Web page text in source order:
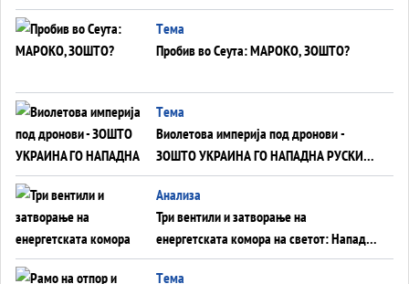
Германија до Црното Море...
Tема
Пробив во Сеута: МАРОКО, ЗОШТО?
Tема
Виолетова империја под дронови -
ЗОШТО УКРАИНА ГО НАПАДНА РУСКИОТ
WILDBERRIES
Aнализа
Три вентили и затворање на
енергетската комора на светот: Нападот
во Суец најавува глобален енергетски
Tема